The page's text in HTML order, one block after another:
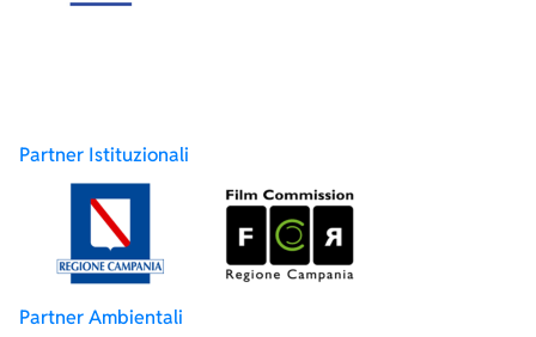
Partner Istituzionali
Partner Ambientali